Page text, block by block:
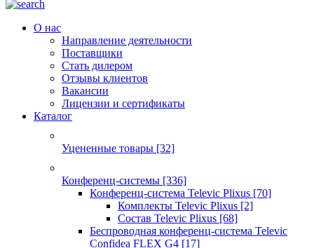
О нас
Направление деятельности
Поставщики
Стать дилером
Отзывы клиентов
Вакансии
Лицензии и сертификаты
Каталог
Уцененные товары [32]
Конференц-системы [336]
Конференц-система Televic Plixus [70]
Комплекты Televic Plixus [2]
Состав Televic Plixus [68]
Беспроводная конференц-система Televic
Confidea FLEX G4 [17]